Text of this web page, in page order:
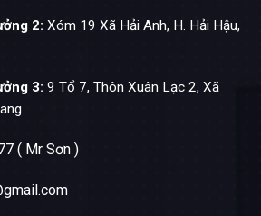
2: Xóm 19 Xã Hải Anh, H. Hải Hậu,
3: 9 Tổ 7, Thôn Xuân Lạc 2, Xã
( Mr Sơn )